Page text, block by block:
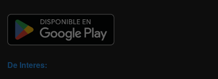
De Interes: